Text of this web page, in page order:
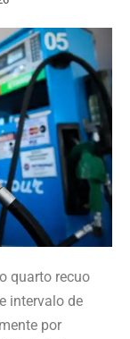
quarto recuo
intervalo de
por